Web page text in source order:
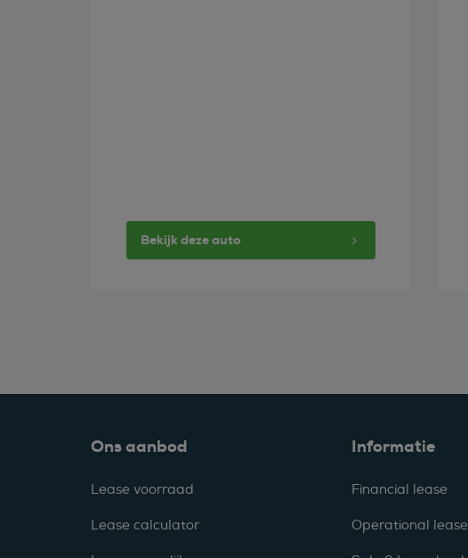
Bekijk deze auto
Ons aanbod
Lease voorraad
Lease calculator
Informatie
Financial lease
Operational lease